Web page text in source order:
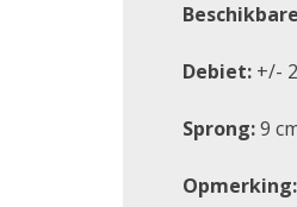
Debiet:+/-
Sprong:9
Opmerking: